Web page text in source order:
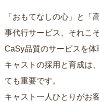
「おもてなしの心」と「
事代行サービス、それこ
CaSy品質のサービスを
キャストの採用と育成は、
ても重要です。
キャスト一人ひとりがお